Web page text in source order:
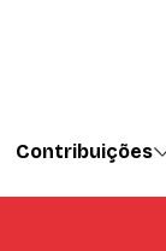
Contribuições